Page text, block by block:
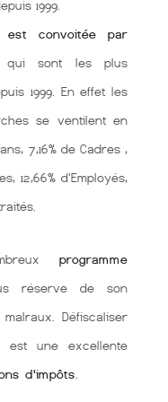
1999.
est convoitée par
qui sont les plus
1999. En effet les
se ventilent en
7,16% de Cadres ,
12,66% d'Employés,
programme
réserve de son
Défiscaliser
est une excellente
d'impôts